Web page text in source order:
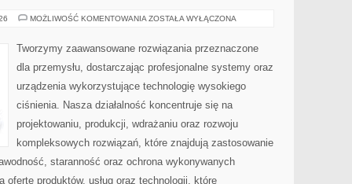
MOŻLIWOŚĆ KOMENTOWANIA OD
ZOSTAŁA WYŁĄCZONA
Tworzymy zaawansowane rozwiązania przeznaczone
dla przemysłu, dostarczając profesjonalne systemy oraz
urządzenia wykorzystujące technologię wysokiego
ciśnienia. Nasza działalność koncentruje się na
projektowaniu, produkcji, wdrażaniu oraz rozwoju
kompleksowych rozwiązań, które znajdują zastosowanie
staranność oraz ochrona wykonywanych
ofertę produktów, usług oraz technologii, które